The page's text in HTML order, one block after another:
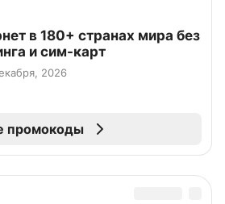
в 180+ странах мира без
и сим-карт
2026
промокоды